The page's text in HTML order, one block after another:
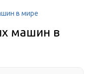
в мире
машин в